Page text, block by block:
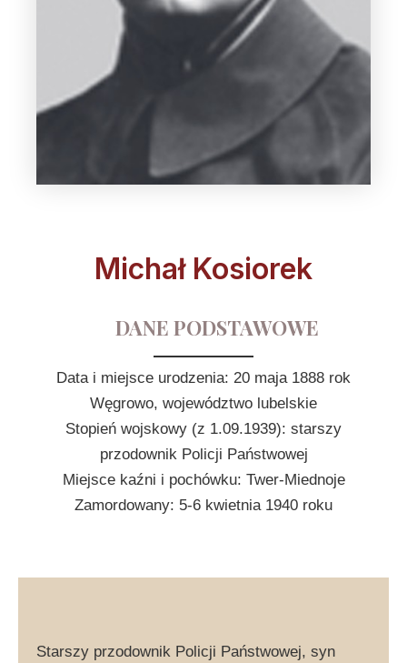
Michał Kosiorek
DANE PODSTAWOWE
Data i miejsce urodzenia: 20 maja 1888 rok
Węgrowo, województwo lubelskie
Stopień wojskowy (z 1.09.1939): starszy
przodownik Policji Państwowej
Miejsce kaźni i pochówku: Twer-Miednoje
Zamordowany: 5-6 kwietnia 1940 roku
Starszy przodownik Policji Państwowej, syn